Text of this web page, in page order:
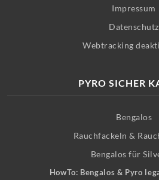
Impressum
Datenschutz
Webtracking
PYRO SICHER
Bengalos
Rauchfackeln &
Bengalos für
HowTo: Bengalos & Pyro